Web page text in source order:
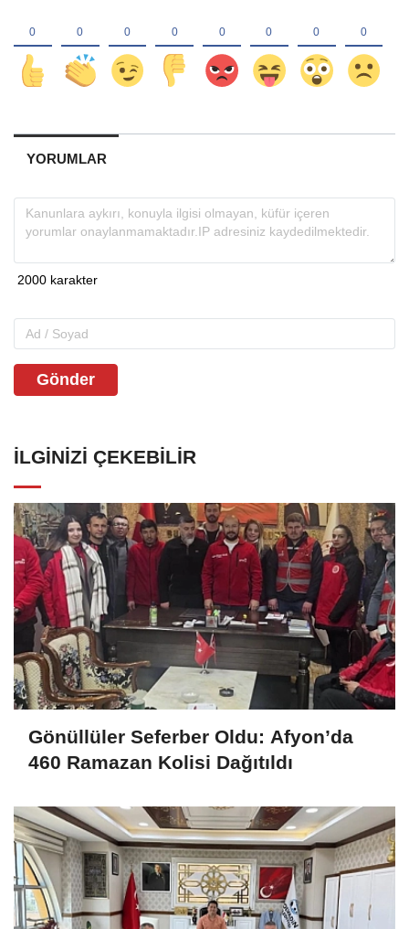
YORUMLAR
Gönder
İLGINIZI ÇEKEBILIR
Gönüllüler Seferber Oldu: Afyon’da
460 Ramazan Kolisi Dağıtıldı